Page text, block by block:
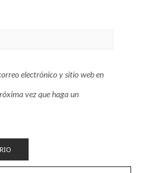
electrónico y sitio web en
vez que haga un